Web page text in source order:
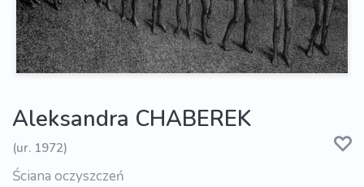
Aleksandra CHABEREK
(ur. 1972)
Ściana oczyszczeń